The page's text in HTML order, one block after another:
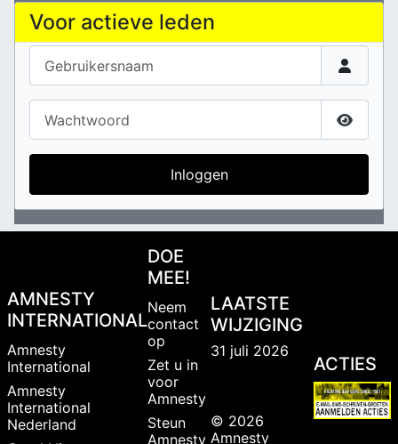
Voor actieve leden
Gebruikersnaam
Wachtwoord
Toon
Inloggen
AMNESTY
INTERNATIONAL
Amnesty
International
Amnesty
International
Nederland
DOE
MEE!
Neem
contact
op
Zet u in
voor
Amnesty
Steun
Amnesty
LAATSTE
WIJZIGING
31 juli 2026
© 2026
Amnesty
ACTIES